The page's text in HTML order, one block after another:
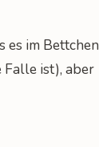
es im Bettchen
Falle ist), aber